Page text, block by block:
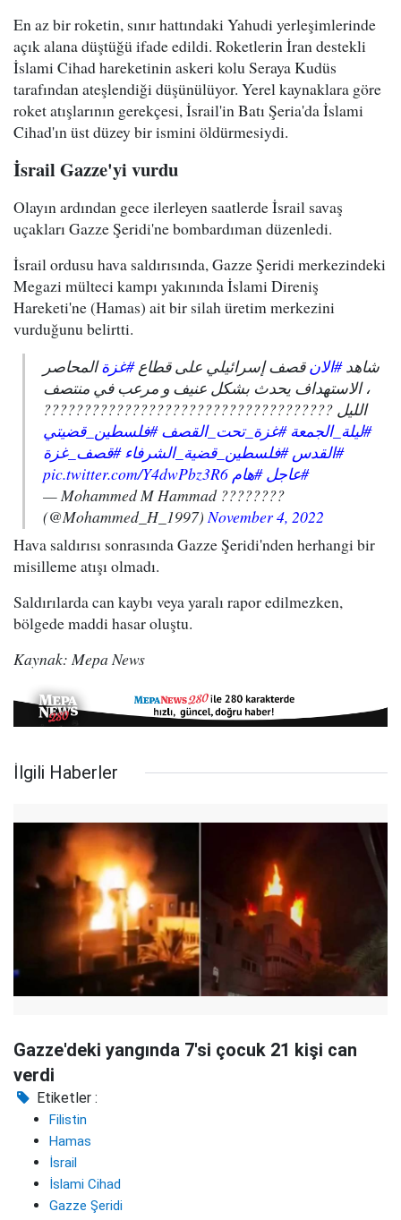
En az bir roketin, sınır hattındaki Yahudi yerleşimlerinde
açık alana düştüğü ifade edildi. Roketlerin İran destekli
İslami Cihad hareketinin askeri kolu Seraya Kudüs
tarafından ateşlendiği düşünülüyor. Yerel kaynaklara göre
roket atışlarının gerekçesi, İsrail'in Batı Şeria'da İslami
Cihad'ın üst düzey bir ismini öldürmesiydi.
İsrail Gazze'yi vurdu
Olayın ardından gece ilerleyen saatlerde İsrail savaş
uçakları Gazze Şeridi'ne bombardıman düzenledi.
İsrail ordusu hava saldırısında, Gazze Şeridi merkezindeki
Megazi mülteci kampı yakınında İslami Direniş
Hareketi'ne (Hamas) ait bir silah üretim merkezini
vurduğunu belirtti.
شاهد#الانقصف إسرائيلي على قطاع#غزةالمحاصر
، الاستهداف يحدث بشكل عنيف و مرعب في منتصف
الليل ????????????????????????????????????
#ليلة_الجمعة #غزة_تحت_القصف #فلسطين_قضيتي
#القدس #فلسطين_قضية_الشرفاء #قصف_غزة
#عاجل #هام pic.twitter.com/Y4dwPbz3R6
— Mohammed M Hammad‎‏ ????????
(@Mohammed_H_1997)November 4, 2022
Hava saldırısı sonrasında Gazze Şeridi'nden herhangi bir
misilleme atışı olmadı.
Saldırılarda can kaybı veya yaralı rapor edilmezken,
bölgede maddi hasar oluştu.
Kaynak: Mepa News
İlgili Haberler
Gazze'deki yangında 7'si çocuk 21 kişi can
verdi
Etiketler :
Filistin
Hamas
İsrail
İslami Cihad
Gazze Şeridi